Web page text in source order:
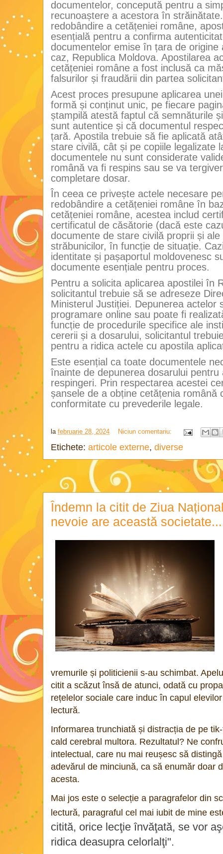
documentelor, concepută pentru a
recunoaștere a acestora în
redobândire a cetățeniei române,
esențială pentru a confirma
documentelor emise în țara de
caz, Republica Moldova. Apostilarea
cetățeniei române a fost inclusă ca
falsurilor și fraudării din partea
Acest proces presupune aplicarea
formă și conținut unic, pe fiecare
ștampilă atestă faptul că semnăturile
sunt autentice și că documentul
țară. Apostila trebuie să fie aplicată
stare civilă, cât și pe copiile legalizate
documentele nu sunt considerate
română va fi respins sau se va
completare dosar.
În ceea ce privește actele necesare
redobândire a cetățeniei române în
cetățeniei române, acestea includ
certificatul de căsătorie (dacă este
documente de stare civilă proprii și
străbunicilor, în funcție de situație.
identitate și pașaportul moldovenesc
documente esențiale pentru proces.
Pentru a solicita aplicarea apostilei în
solicitantul trebuie să se adreseze
Ministerul Justiției. Depunerea actelor
programare online sau poate fi
funcție de procedurile specifice ale
cererii și a dosarului, solicitantul
pentru a ridica actele cu apostila
Este esențial ca toate documentele
înainte de depunerea dosarului
respingeri. Prin respectarea acestei
șansele de a obține cetățenia română
conformitate cu prevederile legale.
la februarie 28, 2024 Niciun comentariu:
Etichete: articole externe, diverse
Îndemn la citit de Ziua
nevoie are această societate...
vremurile și politicienii s-au schimbat.
citit a scăzut însă de atunci, odată cu
rețelelor sociale care induc în capul
lectură.
Informarea trunchiată și distracția de pe
cald cerebral multora. Rezultatul? Ne
intelectual, care nu mai reușesc să
adevărul de minciună, ca să enumăr doar
acesta.
Mai jos este o selecție a paragrafelor din
lectură, paragraful cel mai iubit de mine
citită, orice lecţie învăţată, se vor
ridica deasupra celorlalţi".